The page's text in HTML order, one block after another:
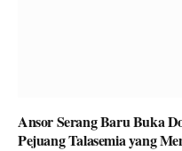
Ansor Serang Baru Buka
Pejuang Talasemia yang